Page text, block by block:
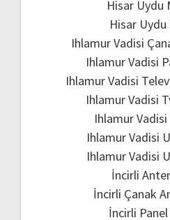
Hisar Uydu
Hisar Uydu
Ihlamur Vadisi
Ihlamur Vadisi
Ihlamur Vadisi
Ihlamur Vadisi
Ihlamur
Ihlamur Vadisi
Ihlamur Vadisi
İncirli
İncirli Çanak
İncirli